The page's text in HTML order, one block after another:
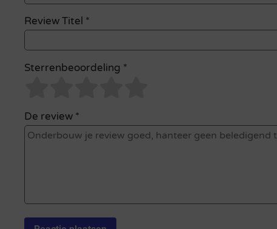
Review Titel *
Sterrenbeoordeling *
De review *